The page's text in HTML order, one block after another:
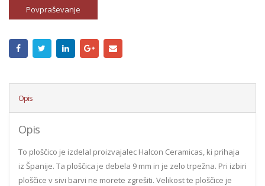
Povpraševanje
Opis
Opis
To ploščico je izdelal proizvajalec Halcon Ceramicas, ki prihaja
iz Španije. Ta ploščica je debela 9 mm in je zelo trpežna. Pri izbiri
ploščice v sivi barvi ne morete zgrešiti. Velikost te ploščice je